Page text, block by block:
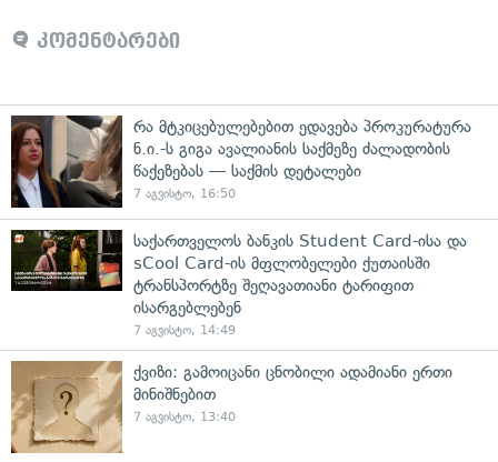
კომენტარები
რა მტკიცებულებებით ედავება პროკურატურა
ნ.ი.-ს გიგა ავალიანის საქმეზე ძალადობის
წაქეზებას — საქმის დეტალები
7 აგვისტო, 16:50
საქართველოს ბანკის Student Card-ისა და
sCool Card-ის მფლობელები ქუთაისში
ტრანსპორტზე შეღავათიანი ტარიფით
ისარგებლებენ
7 აგვისტო, 14:49
ქვიზი: გამოიცანი ცნობილი ადამიანი ერთი
მინიშნებით
7 აგვისტო, 13:40